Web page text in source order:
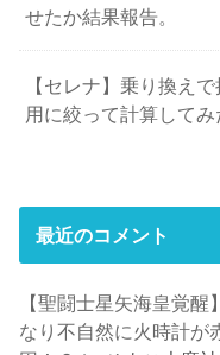
せたか結果報告。
【セレナ】乗り換え
用に絞って計算してみ
最近のコメント
【聖闘士星矢海皇覚
なり不自然に火時計が